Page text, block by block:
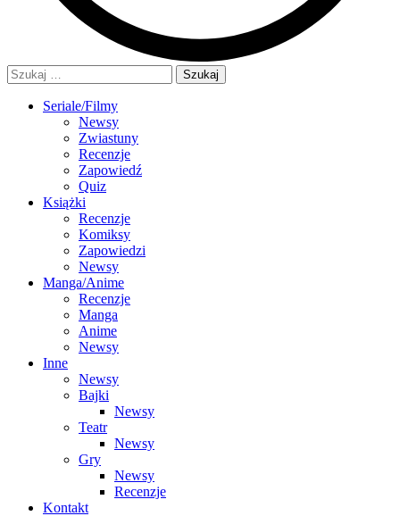
Szukaj:
Seriale/Filmy
Newsy
Zwiastuny
Recenzje
Zapowiedź
Quiz
Książki
Recenzje
Komiksy
Zapowiedzi
Newsy
Manga/Anime
Recenzje
Manga
Anime
Newsy
Inne
Newsy
Bajki
Newsy
Teatr
Newsy
Gry
Newsy
Recenzje
Kontakt